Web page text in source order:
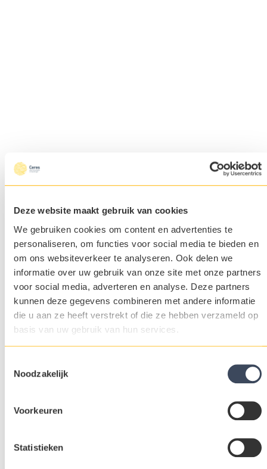
Deze website maakt gebruik van cookies
We gebruiken cookies om content en advertenties te
personaliseren, om functies voor social media te bieden en
om ons websiteverkeer te analyseren. Ook delen we
informatie over uw gebruik van onze site met onze partners
voor social media, adverteren en analyse. Deze partners
kunnen deze gegevens combineren met andere informatie
die u aan ze heeft verstrekt of die ze hebben verzameld op
basis van uw gebruik van hun services.
Noodzakelijk
Voorkeuren
Statistieken
Biotechnologie